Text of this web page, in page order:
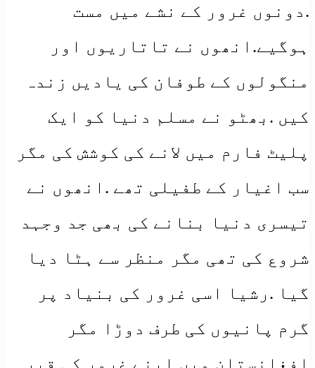
.دونوں غرور کے نشے میں مست
ہوگیے.انھوں نے تاتاریوں اور
منگولوں کے طوفان کی یادیں زندہ
کیں .بھٹو نے مسلم دنیا کو ایک
پلیٹ فارم میں لانے کی کوشش کی مگر
سب اغیار کے طفیلی تھے .انھوں نے
تیسری دنیا بنانے کی بھی جد وجہد
شروع کی تھی مگر منظر سے ہٹا دیا
گیا .رشیا اسی غرور کی بنیاد پر
گرم پانیوں کی طرف دوڑا مگر
افغانستان میں اپنے غرور کی قبر